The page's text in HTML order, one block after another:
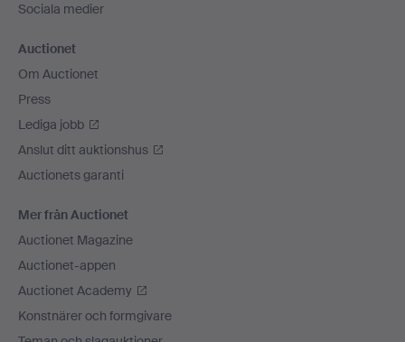
Sociala medier
Auctionet
Om Auctionet
Press
Lediga jobb
Anslut ditt auktionshus
Auctionets garanti
Mer från Auctionet
Auctionet Magazine
Auctionet-appen
Auctionet Academy
Konstnärer och formgivare